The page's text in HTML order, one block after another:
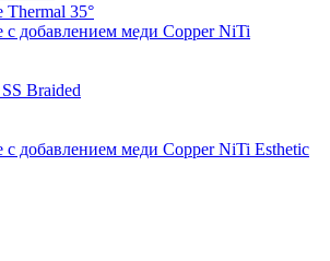
35°
добавлением меди Copper NiTi
Braided
добавлением меди Copper NiTi Esthetic